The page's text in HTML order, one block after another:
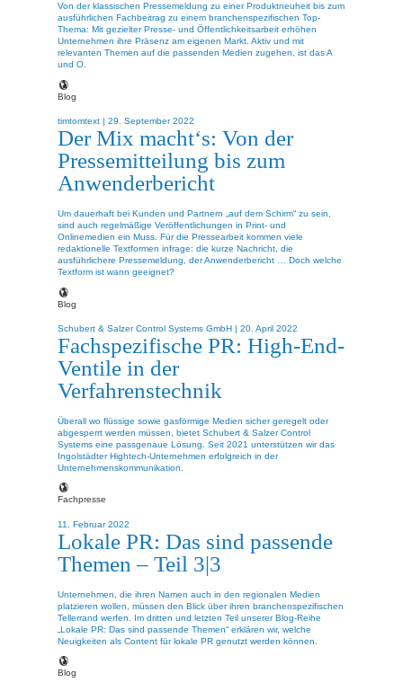
Von der klassischen Pressemeldung zu einer Produktneuheit bis zum
ausführlichen Fachbeitrag zu einem branchenspezifischen Top-
Thema: Mit gezielter Presse- und Öffentlichkeitsarbeit erhöhen
Unternehmen ihre Präsenz am eigenen Markt. Aktiv und mit
relevanten Themen auf die passenden Medien zugehen, ist das A
und O.
Blog
timtomtext | 29. September 2022
Der Mix macht‘s: Von der
Pressemitteilung bis zum
Anwenderbericht
Um dauerhaft bei Kunden und Partnern „auf dem Schirm“ zu sein,
sind auch regelmäßige Veröffentlichungen in Print- und
Onlinemedien ein Muss. Für die Pressearbeit kommen viele
redaktionelle Textformen infrage: die kurze Nachricht, die
ausführlichere Pressemeldung, der Anwenderbericht … Doch welche
Textform ist wann geeignet?
Blog
Schubert & Salzer Control Systems GmbH | 20. April 2022
Fachspezifische PR: High-End-
Ventile in der
Verfahrenstechnik
Überall wo flüssige sowie gasförmige Medien sicher geregelt oder
abgesperrt werden müssen, bietet Schubert & Salzer Control
Systems eine passgenaue Lösung. Seit 2021 unterstützen wir das
Ingolstädter Hightech-Unternehmen erfolgreich in der
Unternehmenskommunikation.
Fachpresse
11. Februar 2022
Lokale PR: Das sind passende
Themen – Teil 3|3
Unternehmen, die ihren Namen auch in den regionalen Medien
platzieren wollen, müssen den Blick über ihren branchenspezifischen
Tellerrand werfen. Im dritten und letzten Teil unserer Blog-Reihe
„Lokale PR: Das sind passende Themen“ erklären wir, welche
Neuigkeiten als Content für lokale PR genutzt werden können.
Blog